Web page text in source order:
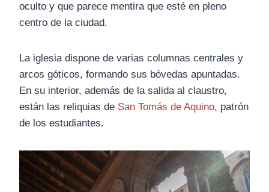
oculto y que parece mentira que esté en pleno
centro de la ciudad.
La iglesia dispone de varias columnas centrales y
arcos góticos, formando sus bóvedas apuntadas.
En su interior, además de la salida al claustro,
están las reliquias de San Tomás de Aquino, patrón
de los estudiantes.